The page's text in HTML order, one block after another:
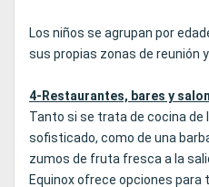
Los niños se agrupan por
sus propias zonas de reunión
4-Restaurantes, bares y
Tanto si se trata de cocina de
sofisticado, como de una
zumos de fruta fresca a la
Equinox ofrece opciones para